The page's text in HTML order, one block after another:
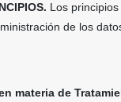
Los
de los
materia de